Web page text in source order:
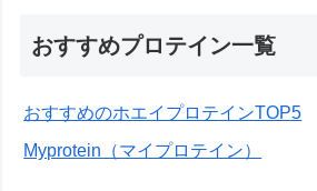
おすすめプロテイン一覧
おすすめのホエイプロテインTOP5
Myprotein（マイプロテイン）